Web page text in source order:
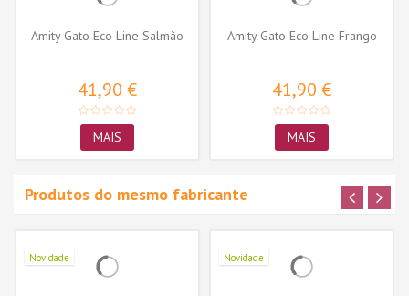
Amity Gato Eco Line Salmão
41,90 €
MAIS
Amity Gato Eco Line Frango
41,90 €
MAIS
Produtos do mesmo fabricante
Novidade Novidade